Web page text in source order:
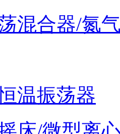
混合器/氮
温振荡器